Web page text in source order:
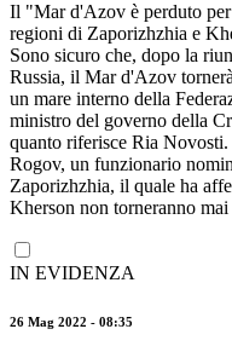
Il "Mar d'Azov è perduto
regioni di Zaporizhzhia e
Sono sicuro che, dopo la
Russia, il Mar d'Azov
un mare interno della
ministro del governo della
quanto riferisce Ria
Rogov, un funzionario
Zaporizhzhia, il quale ha
Kherson non torneranno
IN EVIDENZA
26 Mag 2022 - 08:35